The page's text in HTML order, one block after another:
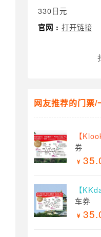
330日元
官网 : 打开链接
网友推荐的门票/
【
券
【
车券